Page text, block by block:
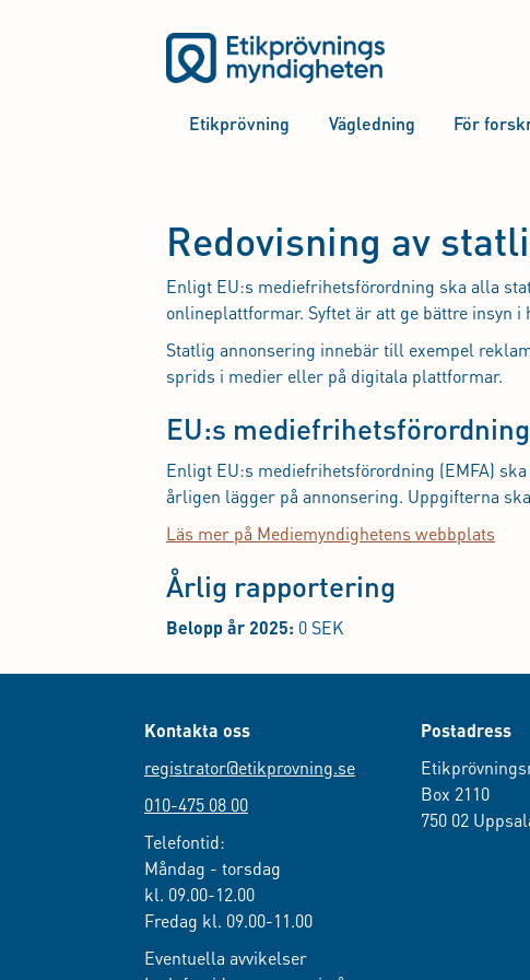
Etikprövning Vägledning För
Redovisning av
Enligt EU:s mediefrihetsförordning ska alla
onlineplattformar. Syftet är att ge bättre insyn
Statlig annonsering innebär till exempel
sprids i medier eller på digitala plattformar.
EU:s mediefrihetsförordning
Enligt EU:s mediefrihetsförordning (EMFA)
årligen lägger på annonsering. Uppgifterna
Läs mer på Mediemyndighetens webbplats
Årlig rapportering
Belopp år 2025: 0 SEK
Kontakta oss
registrator@etikprovning.se
010-475 08 00
Telefontid:
Måndag - torsdag
kl. 09.00-12.00
Fredag kl. 09.00-11.00
Eventuella avvikelser
Postadress
Box 2110
750 02